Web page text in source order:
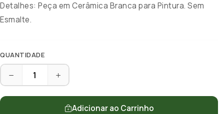
Detalhes: Peça em Cerâmica Branca para Pintura. Sem
Esmalte.
QUANTIDADE
Adicionar ao Carrinho